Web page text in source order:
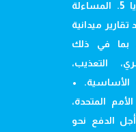
المهنية 3. النزاهة 4. العدالة للضحايا 5. المساءلة
ميدانية
بما في ذلك
التعذيب،
الأساسية. •
المتحدة،
أجل الدفع نحو